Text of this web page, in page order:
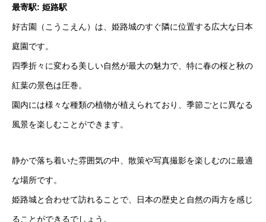
最寄駅: 姫路駅
好古園（こうこえん）は、姫路城のすぐ隣に位置する広大な日本
庭園です。
四季折々に変わる美しい自然が最大の魅力で、特に春の桜と秋の
紅葉の景色は圧巻。
園内には様々な種類の植物が植えられており、季節ごとに異なる
風景を楽しむことができます。
静かで落ち着いた雰囲気の中、散策や写真撮影を楽しむのに最適
な場所です。
姫路城と合わせて訪れることで、日本の歴史と自然の両方を感じ
ることができるでしょう。